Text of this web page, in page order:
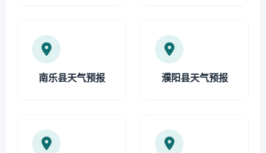
南乐县天气预报 濮阳县天气预报